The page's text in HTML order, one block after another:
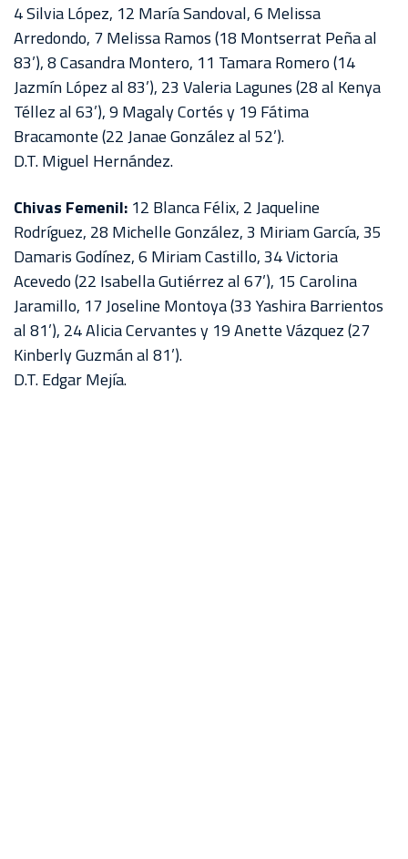
4 Silvia López, 12 María Sandoval, 6 Melissa
Arredondo, 7 Melissa Ramos (18 Montserrat Peña al
83’), 8 Casandra Montero, 11 Tamara Romero (14
Jazmín López al 83’), 23 Valeria Lagunes (28 al Kenya
Téllez al 63’), 9 Magaly Cortés y 19 Fátima
Bracamonte (22 Janae González al 52’).
D.T. Miguel Hernández.
Chivas Femenil: 12 Blanca Félix, 2 Jaqueline
Rodríguez, 28 Michelle González, 3 Miriam García, 35
Damaris Godínez, 6 Miriam Castillo, 34 Victoria
Acevedo (22 Isabella Gutiérrez al 67’), 15 Carolina
Jaramillo, 17 Joseline Montoya (33 Yashira Barrientos
al 81’), 24 Alicia Cervantes y 19 Anette Vázquez (27
Kinberly Guzmán al 81’).
D.T. Edgar Mejía.